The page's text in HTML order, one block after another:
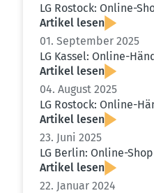
LG Rostock: Online-
Artikel lesen
01. September 2025
LG Kassel: Online-
Artikel lesen
04. August 2025
LG Rostock: Online-
Artikel lesen
23. Juni 2025
LG Berlin: Online-
Artikel lesen
22. Januar 2024